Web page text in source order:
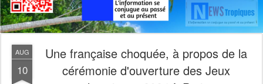
AUG
10
Une française choquée, à propos de la
cérémonie d'ouverture des Jeux